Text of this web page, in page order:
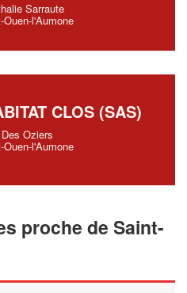
Sarraute
l'Aumone
CLOS (SAS)
Oziers
l'Aumone
proche de Saint-